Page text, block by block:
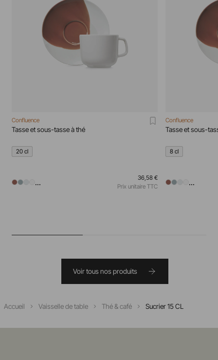
Confluence
Tasse et sous-tasse à thé
20 cl
...
36,58 €
Prix unitaire TTC
Confluence
Tasse et sous-
8 cl
...
Voir tous nos produits
Accueil Vaisselle de table Thé & café Sucrier 15 CL